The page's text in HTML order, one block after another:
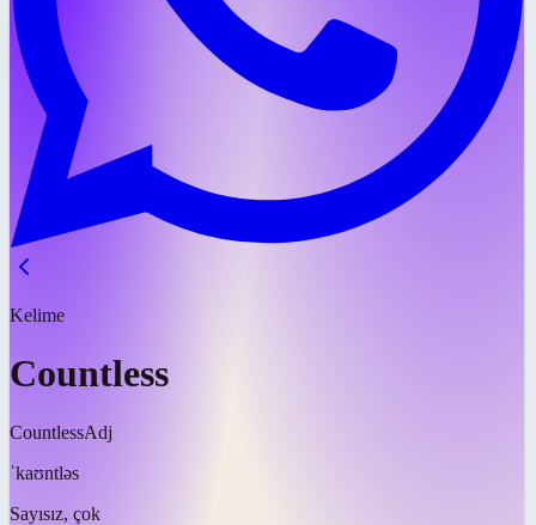
Kelime
Countless
CountlessAdj
ˈkaʊntləs
Sayısız, çok